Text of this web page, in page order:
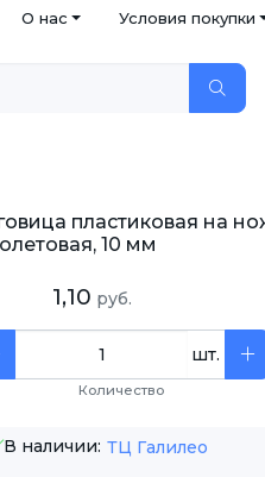
О нас Условия покупки
пластиковая на
10 мм
1,10 руб.
шт.
Количество
В наличии: ТЦ Галилео